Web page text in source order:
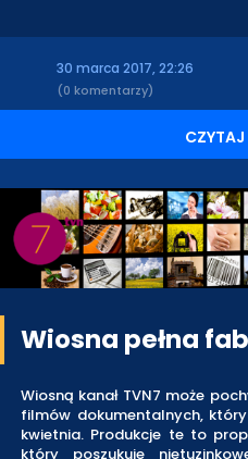
30 marca 2017, 22:26
(0 komentarzy)
CZYTAJ
Wiosna pełna
Wiosną kanał TVN7 może
filmów dokumentalnych,
kwietnia. Produkcje te to
który poszukuje